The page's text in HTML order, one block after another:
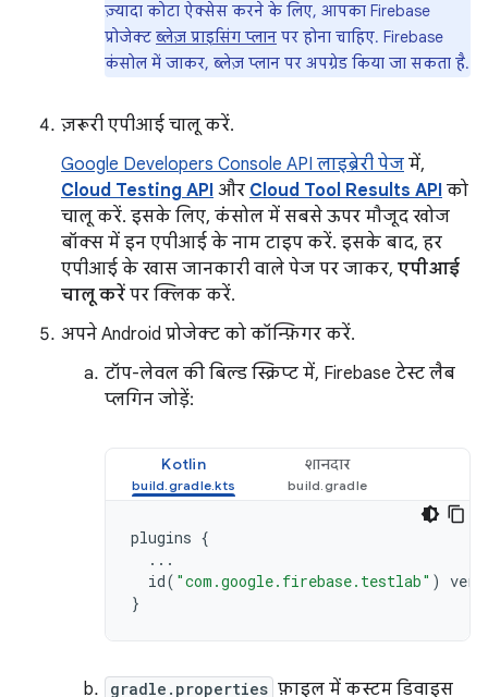
ज़्यादा कोटा ऐक्सेस करने के लिए, आपका Firebase
प्रोजेक्ट ब्लेज़ प्राइसिंग प्लान पर होना चाहिए. Firebase
कंसोल में जाकर, ब्लेज़ प्लान पर अपग्रेड किया जा सकता है.
ज़रूरी एपीआई चालू करें.
Google Developers Console API लाइब्रेरी पेज में,
Cloud Testing API और Cloud Tool Results API को
चालू करें. इसके लिए, कंसोल में सबसे ऊपर मौजूद खोज
बॉक्स में इन एपीआई के नाम टाइप करें. इसके बाद, हर
एपीआई के खास जानकारी वाले पेज पर जाकर, एपीआई
चालू करें पर क्लिक करें.
अपने Android प्रोजेक्ट को कॉन्फ़िगर करें.
टॉप-लेवल की बिल्ड स्क्रिप्ट में, Firebase टेस्ट लैब
प्लगिन जोड़ें:
Kotlin शानदार
plugins {
...
id( "com.google.firebase.testlab" )
}
gradle.properties फ़ाइल में कस्टम डिवाइस